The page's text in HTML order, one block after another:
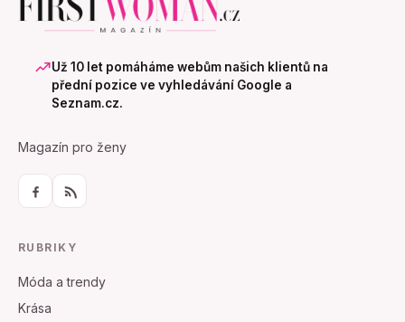
Už 10 let pomáháme webům našich klientů na
přední pozice ve vyhledávání Google a
Seznam.cz.
Magazín pro ženy
RUBRIKY
Móda a trendy
Krása